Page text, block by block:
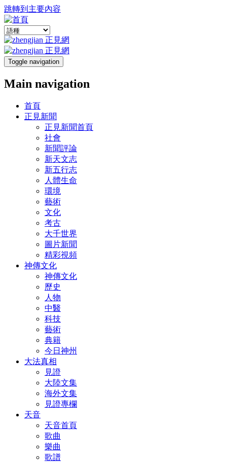
跳轉到主要內容
Toggle navigation
Main navigation
首頁
正見新聞
正見新聞首頁
社會
新聞評論
新天文志
新五行志
人體生命
環境
藝術
文化
考古
大千世界
圖片新聞
精彩視頻
神傳文化
神傳文化
歷史
人物
中醫
科技
藝術
典籍
今日神州
大法真相
見證
大陸文集
海外文集
見證專欄
天音
天音首頁
歌曲
樂曲
歌譜